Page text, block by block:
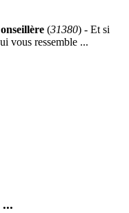
(31380) - Et si
vous ressemble ...